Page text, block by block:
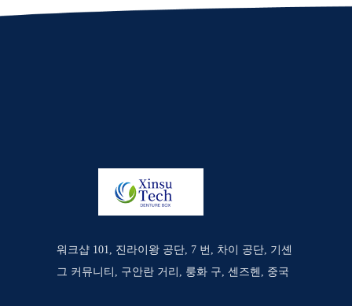
워크샵 101, 진라이왕 공단, 7 번, 차이 공단, 기셴
그 커뮤니티, 구안란 거리, 룽화 구, 센즈헨, 중국